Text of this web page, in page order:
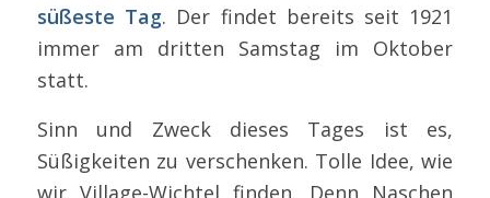
süßeste Tag. Der findet bereits seit 1921
immer am dritten Samstag im Oktober
statt.
Sinn und Zweck dieses Tages ist es,
Süßigkeiten zu verschenken. Tolle Idee, wie
wir Village-Wichtel finden. Denn Naschen